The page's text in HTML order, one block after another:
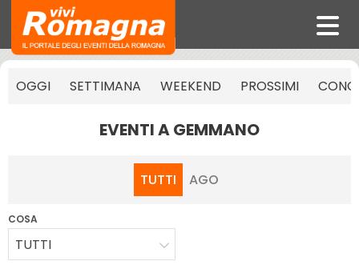
OGGI SETTIMANA WEEKEND PROSSIMI
EVENTI A GEMMANO
TUTTI AGO
COSA
TUTTI